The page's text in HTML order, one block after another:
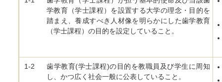
学教育（学士課程）を設置する大学の理念・目的を
踏まえ、養成すべき人材像を明らかにした歯学教育
（学士課程）の目的を設定していること。
1-2
歯学教育(学士課程)の目的を教職員及び学生に周知
し、かつ広く社会一般に公表していること。